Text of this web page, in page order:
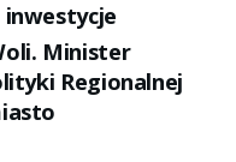
Minister
Regionalnej